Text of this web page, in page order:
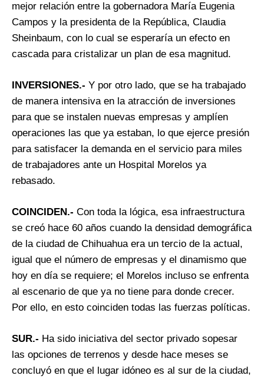
mejor relación entre la gobernadora María Eugenia
Campos y la presidenta de la República, Claudia
Sheinbaum, con lo cual se esperaría un efecto en
cascada para cristalizar un plan de esa magnitud.
INVERSIONES.- Y por otro lado, que se ha trabajado
de manera intensiva en la atracción de inversiones
para que se instalen nuevas empresas y amplíen
operaciones las que ya estaban, lo que ejerce presión
para satisfacer la demanda en el servicio para miles
de trabajadores ante un Hospital Morelos ya
rebasado.
COINCIDEN.- Con toda la lógica, esa infraestructura
se creó hace 60 años cuando la densidad demográfica
de la ciudad de Chihuahua era un tercio de la actual,
igual que el número de empresas y el dinamismo que
hoy en día se requiere; el Morelos incluso se enfrenta
al escenario de que ya no tiene para donde crecer.
Por ello, en esto coinciden todas las fuerzas políticas.
SUR.- Ha sido iniciativa del sector privado sopesar
las opciones de terrenos y desde hace meses se
concluyó en que el lugar idóneo es al sur de la ciudad,